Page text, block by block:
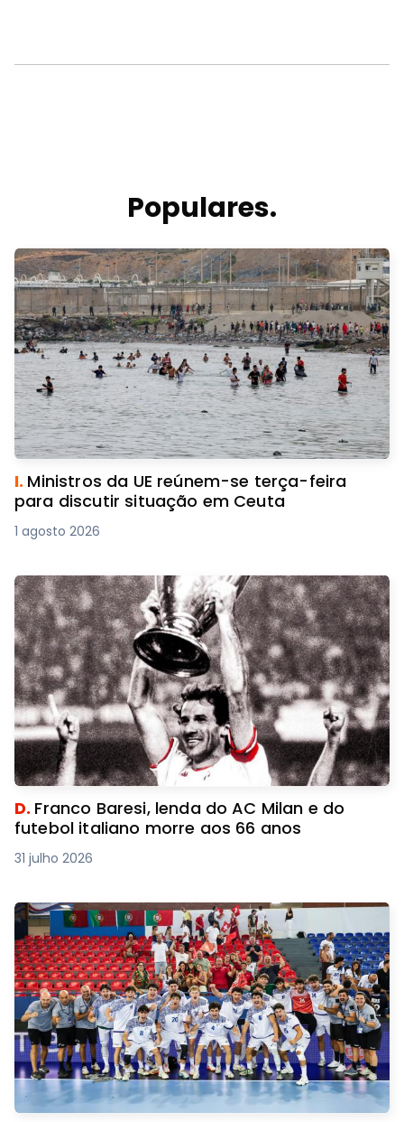
Populares.
I. Ministros da UE reúnem-se terça-feira
para discutir situação em Ceuta
1 agosto 2026
D. Franco Baresi, lenda do AC Milan e do
futebol italiano morre aos 66 anos
31 julho 2026